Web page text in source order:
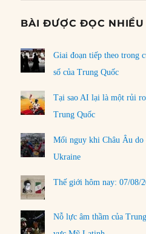
BÀI ĐƯỢC ĐỌC NHIỀU
Giai đoạn tiếp theo trong
số của Trung Quốc
Tại sao AI lại là một rủi
Trung Quốc
Mối nguy khi Châu Âu
Ukraine
Thế giới hôm nay: 07/08/
Nỗ lực âm thầm của